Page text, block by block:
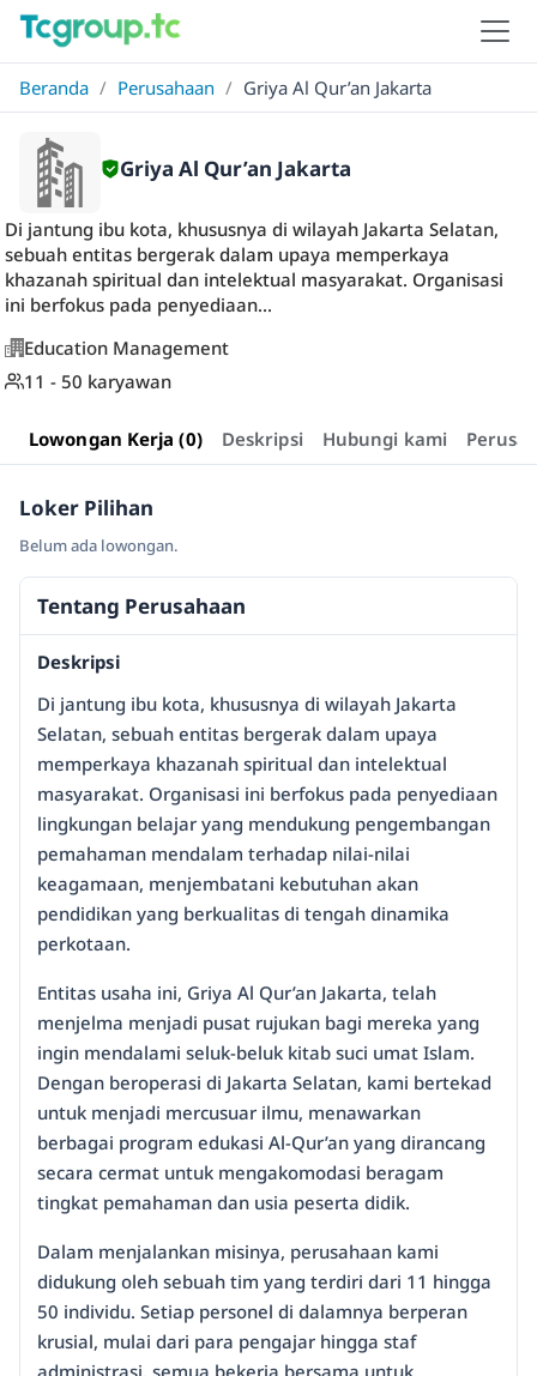
Beranda / Perusahaan / Griya Al Qur’an Jakarta
Griya Al Qur’an Jakarta
Di jantung ibu kota, khususnya di wilayah Jakarta Selatan,
sebuah entitas bergerak dalam upaya memperkaya
khazanah spiritual dan intelektual masyarakat. Organisasi
ini berfokus pada penyediaan...
Education Management
11 - 50 karyawan
Lowongan Kerja (0) Deskripsi Hubungi kami
Loker Pilihan
Belum ada lowongan.
Tentang Perusahaan
Deskripsi
Di jantung ibu kota, khususnya di wilayah Jakarta
Selatan, sebuah entitas bergerak dalam upaya
memperkaya khazanah spiritual dan intelektual
masyarakat. Organisasi ini berfokus pada penyediaan
lingkungan belajar yang mendukung pengembangan
pemahaman mendalam terhadap nilai-nilai
keagamaan, menjembatani kebutuhan akan
pendidikan yang berkualitas di tengah dinamika
perkotaan.
Entitas usaha ini, Griya Al Qur’an Jakarta, telah
menjelma menjadi pusat rujukan bagi mereka yang
ingin mendalami seluk-beluk kitab suci umat Islam.
Dengan beroperasi di Jakarta Selatan, kami bertekad
untuk menjadi mercusuar ilmu, menawarkan
berbagai program edukasi Al-Qur’an yang dirancang
secara cermat untuk mengakomodasi beragam
tingkat pemahaman dan usia peserta didik.
Dalam menjalankan misinya, perusahaan kami
didukung oleh sebuah tim yang terdiri dari 11 hingga
50 individu. Setiap personel di dalamnya berperan
krusial, mulai dari para pengajar hingga staf
administrasi, semua bekerja bersama untuk